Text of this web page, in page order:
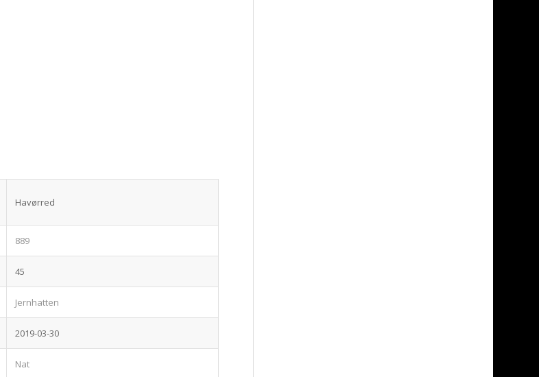
Havørred
889
45
Jernhatten
2019-03-30
Nat